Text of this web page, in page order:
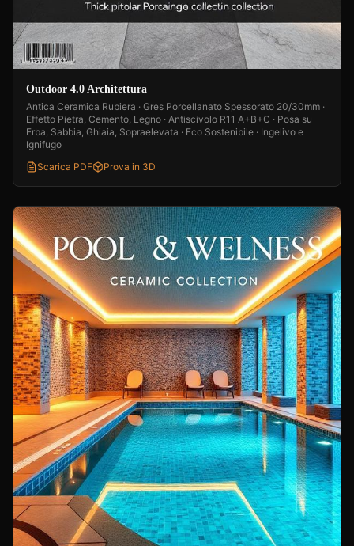
Outdoor 4.0 Architettura
Antica Ceramica Rubiera · Gres Porcellanato Spessorato 20/30mm ·
Effetto Pietra, Cemento, Legno · Antiscivolo R11 A+B+C · Posa su
Erba, Sabbia, Ghiaia, Sopraelevata · Eco Sostenibile · Ingelivo e
Ignifugo
Scarica PDF
Prova in 3D